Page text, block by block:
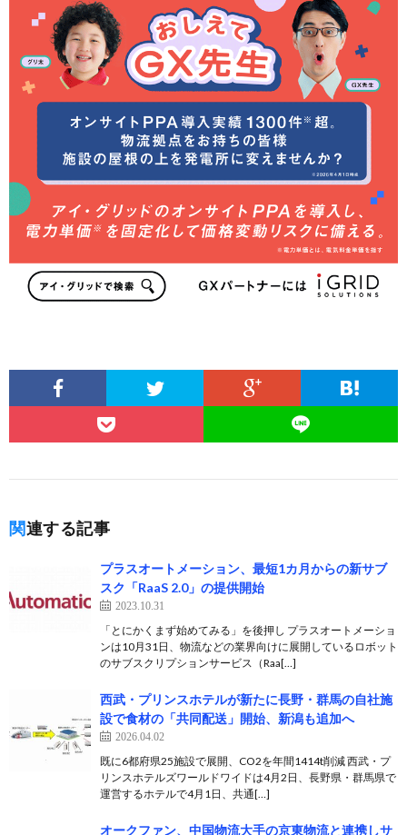
関連する記事
プラスオートメーション、最短1カ月からの新サブ
スク「RaaS 2.0」の提供開始
2023.10.31
「とにかくまず始めてみる」を後押し プラスオートメーショ
ンは10月31日、物流などの業界向けに展開しているロボット
のサブスクリプションサービス（Raa[…]
西武・プリンスホテルが新たに長野・群馬の自社施
設で食材の「共同配送」開始、新潟も追加へ
2026.04.02
既に6都府県25施設で展開、CO2を年間1414t削減 西武・プ
リンスホテルズワールドワイドは4月2日、長野県・群馬県で
運営するホテルで4月1日、共通[…]
オークファン、中国物流大手の京東物流と連携しサ